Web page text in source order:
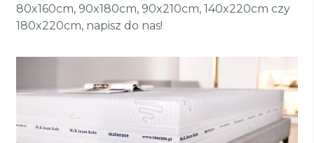
80x160cm, 90x180cm, 90x210cm, 140x220cm czy
180x220cm, napisz do nas!